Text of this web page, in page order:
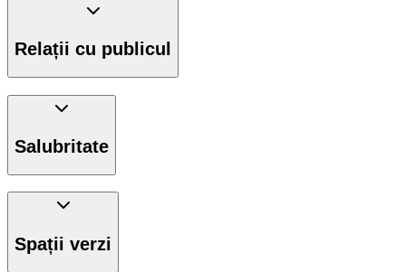
Relații cu publicul
Salubritate
Spații verzi